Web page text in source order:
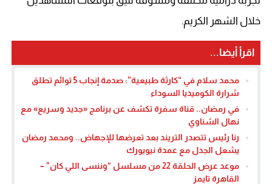
خلال الشهر الكريم.
اقرأ أيضا...
محمد سلام في “كارثة طبيعية”: صدمة إنجاب 5 توائم تطلق
شرارة الكوميديا السوداء
في رمضان.. قناة سفرة تكشف عن برنامج «جديد وسريع» مع
نهال الشناوي
رنا رئيس تتصدر التريند بعد تعرضها للإجهاض.. ومحمد رمضان
يشعل الجدل مع عمدة نيويورك
موعد عرض الحلقة 22 من مسلسل “وننسى اللي كان” –
القاهرة تايمز